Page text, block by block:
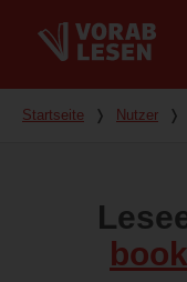
Du bist hier
Startseite ❭ Nutzer ❭